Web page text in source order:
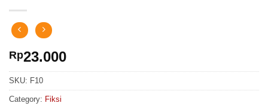
Rp23.000
SKU: F10
Category: Fiksi